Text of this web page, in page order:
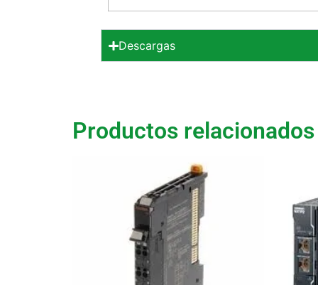
Descargas
Productos relacionados